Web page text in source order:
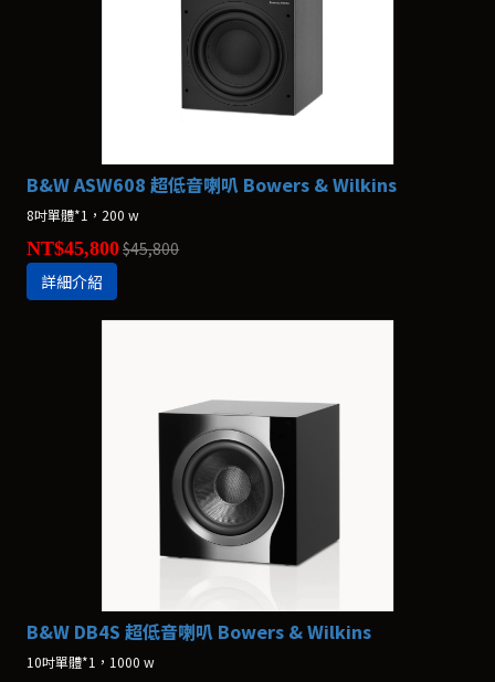
B&W ASW608 超低音喇叭 Bowers & Wilkins
8吋單體*1，200 w
NT$45,800$45,800
詳細介紹
B&W DB4S 超低音喇叭 Bowers & Wilkins
10吋單體*1，1000 w